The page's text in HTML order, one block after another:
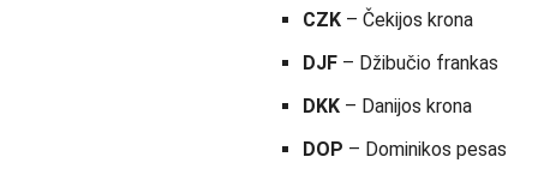
CZK – Čekijos krona
DJF – Džibučio frankas
DKK – Danijos krona
DOP – Dominikos pesas